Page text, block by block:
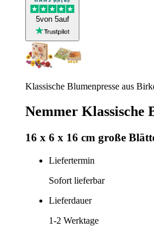
5von 5auf
Klassische Blumenpresse aus
Nemmer Klassische
16 x 6 x 16 cm große
Liefertermin
Sofort lieferbar
Lieferdauer
1-2 Werktage